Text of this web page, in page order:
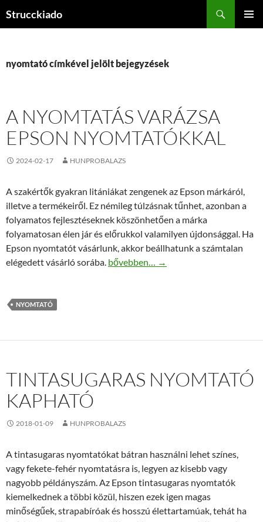
Strucckiado
nyomtató címkével jelölt bejegyzések
A NYOMTATÁS VARÁZSA
EPSON NYOMTATÓKKAL
2024-02-17 HUNPROBALAZS
A szakértők gyakran litániákat zengenek az Epson márkáról,
illetve a termékeiről. Ez némileg túlzásnak tűnhet, azonban a
folyamatos fejlesztéseknek köszönhetően a márka
folyamatosan élen jár és előrukkol valamilyen újdonsággal. Ha
Epson nyomtatót vásárlunk, akkor beállhatunk a számtalan
elégedett vásárló sorába. A nyomtatás varázsa Epson
bővebben… →
NYOMTATÓ
TINTASUGARAS NYOMTATÓ
KAPHATÓ
2018-01-09 HUNPROBALAZS
A tintasugaras nyomtatókat bátran használni lehet színes,
vagy fekete-fehér nyomtatásra is, legyen az kisebb vagy
nagyobb példányszám. Az Epson tintasugaras nyomtatók
kiemelkednek a többi közül, hiszen ezek igen magas
minőségűek, strapabíróak és hosszú élettartamúak, tehát ha